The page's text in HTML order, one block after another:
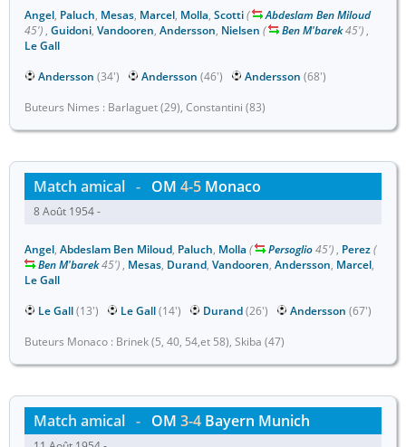
Angel, Paluch, Mesas, Marcel, Molla, Scotti(
Abdeslam Ben Miloud
45') , Guidoni, Vandooren, Andersson, Nielsen ( Ben M'barek45') ,
Le Gall
Andersson (34') Andersson (46') Andersson (68')
Buteurs Nimes : Barlaguet (29), Constantini (83)
Match amical - OM 4-5 Monaco
8 Août 1954 -
Angel, Abdeslam Ben Miloud, Paluch, Molla ( Persoglio45') , Perez(
Ben M'barek45') , Mesas, Durand, Vandooren, Andersson, Marcel,
Le Gall
Le Gall(13') Le Gall(14') Durand(26') Andersson (67')
Buteurs Monaco : Brinek (5, 40, 54,et 58), Skiba (47)
Match amical - OM 3-4 Bayern Munich